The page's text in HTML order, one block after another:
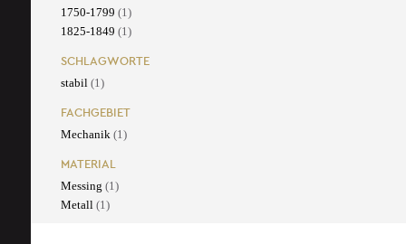
1750-1799 (1)
1825-1849 (1)
SCHLAGWORTE
stabil (1)
FACHGEBIET
Mechanik (1)
MATERIAL
Messing (1)
Metall (1)